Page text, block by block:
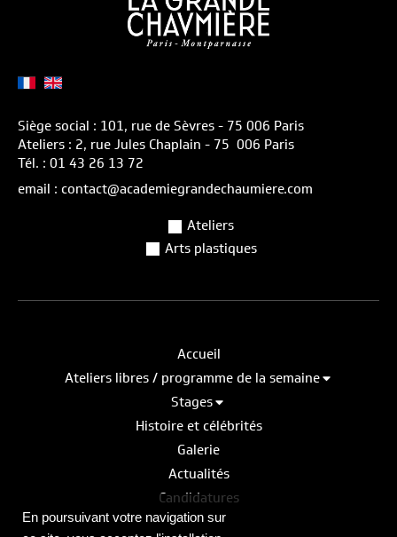
Siège social : 101, rue de Sèvres - 75 006 Paris
Ateliers : 2, rue Jules Chaplain - 75 006 Paris
Tél. : 01 43 26 13 72
email : contact@academiegrandechaumiere.com
Ateliers
Arts plastiques
Accueil
Ateliers libres / programme de la semaine
Stages
Histoire et célébrités
Galerie
Actualités
Candidatures
En poursuivant votre navigation sur